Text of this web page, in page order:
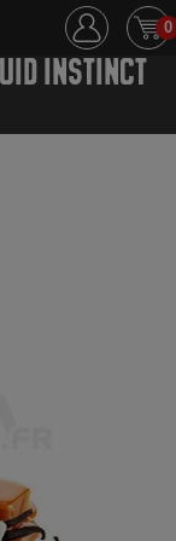
0
INSTINCT